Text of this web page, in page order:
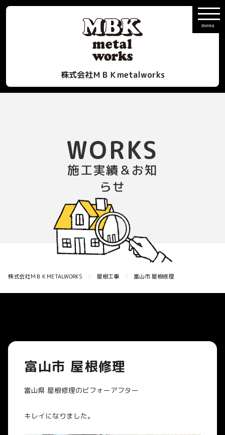
株式会社ＭＢＫmetalworks
WORKS
施工実績＆お知
らせ
株式会社ＭＢＫMETALWORKS 屋根工事 富山市 屋根修理
富山市 屋根修理
富山県 屋根修理のビフォーアフター
キレイになりました。